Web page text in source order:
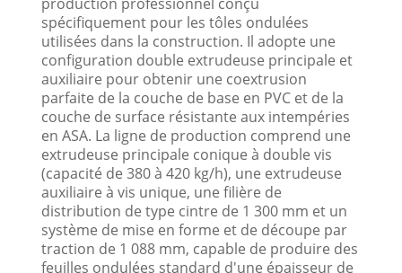
spécifiquement pour les tôles ondulées
utilisées dans la construction. Il adopte une
configuration double extrudeuse principale et
auxiliaire pour obtenir une coextrusion
parfaite de la couche de base en PVC et de la
couche de surface résistante aux intempéries
en ASA. La ligne de production comprend une
extrudeuse principale conique à double vis
(capacité de 380 à 420 kg/h), une extrudeuse
auxiliaire à vis unique, une filière de
distribution de type cintre de 1 300 mm et un
système de mise en forme et de découpe par
traction de 1 088 mm, capable de produire des
feuilles ondulées standard d'une épaisseur de